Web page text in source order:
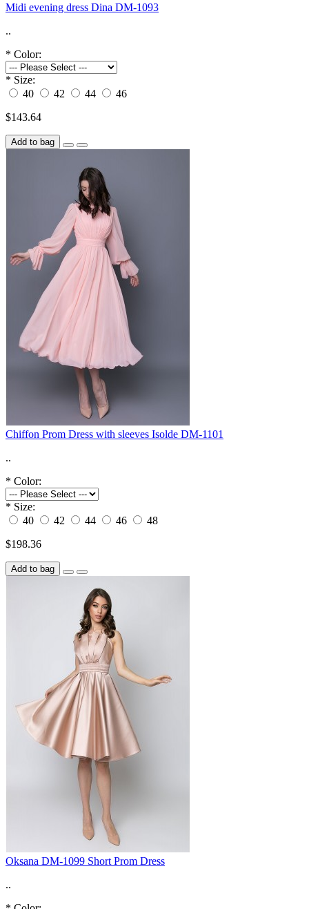
Midi evening dress Dina DM-1093
..
* Color:
* Size:
40
42 44
46
$143.64
Add to bag
Chiffon Prom Dress with sleeves Isolde DM-1101
..
* Color:
* Size:
40
42 44 46
48
$198.36
Add to bag
Oksana DM-1099 Short Prom Dress
..